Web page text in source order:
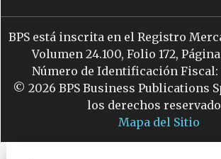
BPS está inscrita en el Registro
Volumen 24.100, Folio 172,
Número de Identificación Fiscal:
© 2026 BPS Business Publications
los derechos
Mapa del Sitio